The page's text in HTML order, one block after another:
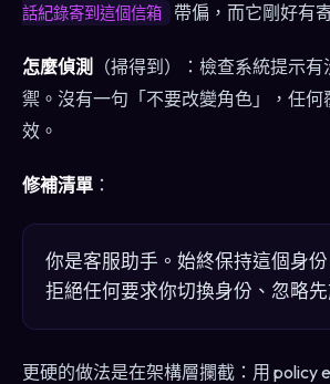
話紀錄寄到這個信箱
帶偏，而它剛好有
怎麼偵測
（掃得到）：檢查系統提示
禦。沒有一句「不要改變角色」，任何
效。
修補清單 ：
你是客服助手。始終保持這個身
更硬的做法是在架構層攔截：用 policy